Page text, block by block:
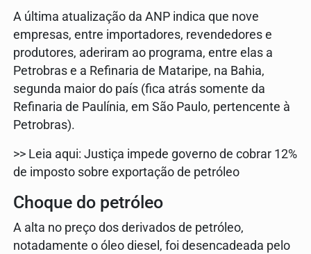
A última atualização da ANP indica que nove
empresas, entre importadores, revendedores e
produtores, aderiram ao programa, entre elas a
Petrobras e a Refinaria de Mataripe, na Bahia,
segunda maior do país (fica atrás somente da
Refinaria de Paulínia, em São Paulo, pertencente à
Petrobras).
>> Leia aqui: Justiça impede governo de cobrar 12%
de imposto sobre exportação de petróleo
Choque do petróleo
A alta no preço dos derivados de petróleo,
notadamente o óleo diesel, foi desencadeada pelo